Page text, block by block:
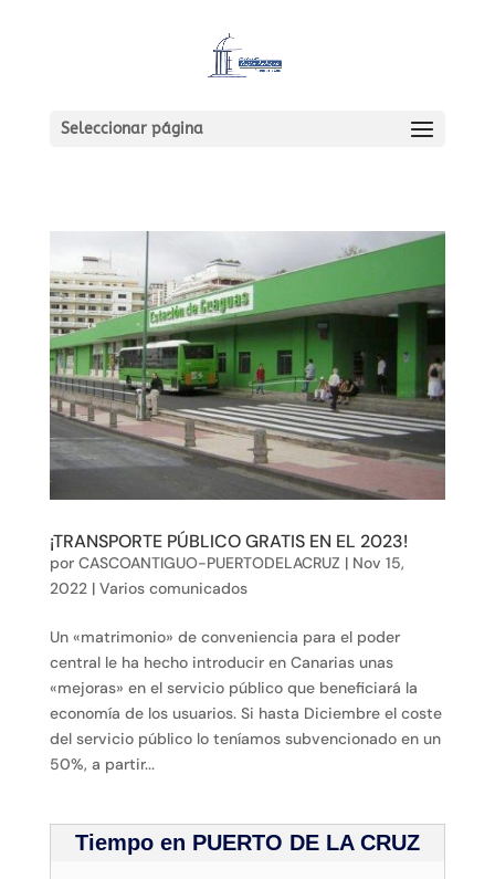
Seleccionar página
¡TRANSPORTE PÚBLICO GRATIS EN EL 2023!
por CASCOANTIGUO-PUERTODELACRUZ | Nov 15,
2022| Varios comunicados
Un «matrimonio» de conveniencia para el poder
central le ha hecho introducir en Canarias unas
«mejoras» en el servicio público que beneficiará la
economía de los usuarios. Si hasta Diciembre el coste
del servicio público lo teníamos subvencionado en un
50%, a partir...
Tiempo en PUERTO DE LA CRUZ